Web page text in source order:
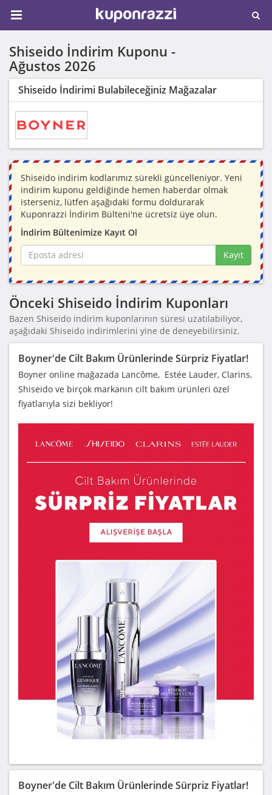
Shiseido İndirim Kuponu -
Ağustos 2026
Shiseido İndirimi Bulabileceğiniz Mağazalar
Shiseido indirim kodlarımız sürekli güncelleniyor. Yeni
indirim kuponu geldiğinde hemen haberdar olmak
isterseniz, lütfen aşağıdaki formu doldurarak
Kuponrazzi İndirim Bülteni'ne ücretsiz üye olun.
İndirim Bültenimize Kayıt Ol
Kayıt
Önceki Shiseido İndirim Kuponları
Bazen Shiseido indirim kuponlarının süresi uzatılabiliyor,
aşağıdaki Shiseido indirimlerini yine de deneyebilirsiniz.
Boyner'de Cilt Bakım Ürünlerinde Sürpriz Fiyatlar!
Boyner online mağazada Lancôme, Estée Lauder, Clarins,
Shiseido ve birçok markanın cilt bakım ürünleri özel
fiyatlarıyla sizi bekliyor!
Boyner'de Cilt Bakım Ürünlerinde Sürpriz Fiyatlar!